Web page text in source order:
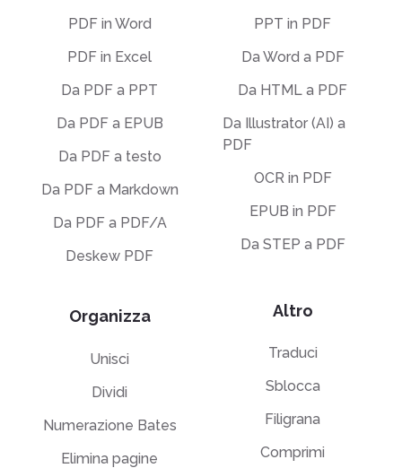
PDF in Word
PDF in Excel
Da PDF a PPT
Da PDF a EPUB
Da PDF a testo
Da PDF a Markdown
Da PDF a PDF/A
Deskew PDF
Organizza
Unisci
Dividi
Numerazione Bates
Elimina pagine
PPT in PDF
Da Word a PDF
Da HTML a PDF
Da Illustrator (AI) a
PDF
OCR in PDF
EPUB in PDF
Da STEP a PDF
Altro
Traduci
Sblocca
Filigrana
Comprimi